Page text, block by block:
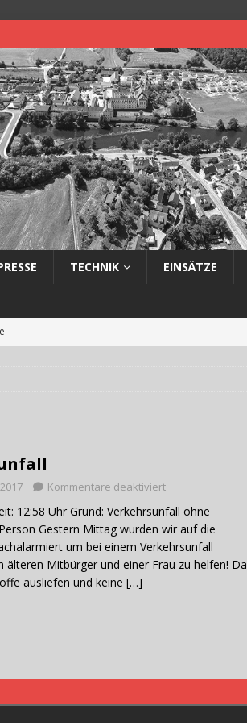
TECHNIK EINSÄTZE
Kommentare deaktiviert
12:58 Uhr Grund: Verkehrsunfall ohne
Gestern Mittag wurden wir auf die
um bei einem Verkehrsunfall
älteren Mitbürger und einer Frau zu helfen! Da
ausliefen und keine […]